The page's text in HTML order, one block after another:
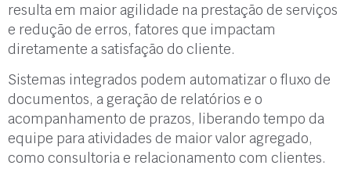
resulta em maior agilidade na prestação de serviços
e redução de erros, fatores que impactam
diretamente a satisfação do cliente.
Sistemas integrados podem automatizar o fluxo de
documentos, a geração de relatórios e o
acompanhamento de prazos, liberando tempo da
equipe para atividades de maior valor agregado,
como consultoria e relacionamento com clientes.